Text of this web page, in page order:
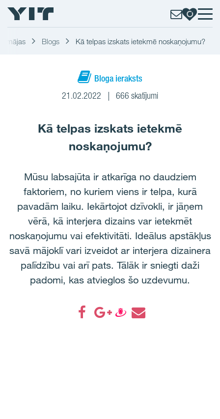
mājas Blogs Kā telpas izskats ietekmē noskaņojumu?
Bloga ieraksts
21.02.2022 666 skatījumi
Kā telpas izskats ietekmē
noskaņojumu?
Mūsu labsajūta ir atkarīga no daudziem
faktoriem, no kuriem viens ir telpa, kurā
pavadām laiku. Iekārtojot dzīvokli, ir jāņem
vērā, kā interjera dizains var ietekmēt
noskaņojumu vai efektivitāti. Ideālus apstākļus
savā mājoklī vari izveidot ar interjera dizainera
palīdzību vai arī pats. Tālāk ir sniegti daži
padomi, kas atvieglos šo uzdevumu.